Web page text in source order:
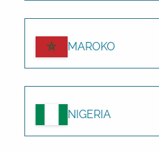
MAROKO
NIGERIA